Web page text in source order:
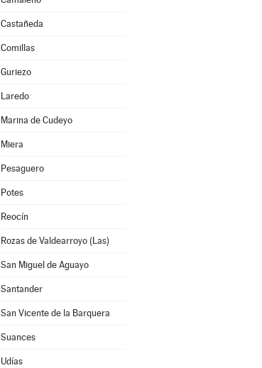
Castañeda
Comillas
Guriezo
Laredo
Marina de Cudeyo
Miera
Pesaguero
Potes
Reocín
Rozas de Valdearroyo (Las)
San Miguel de Aguayo
Santander
San Vicente de la Barquera
Suances
Udías